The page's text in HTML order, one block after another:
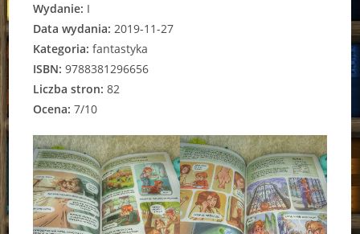
Wydanie: I
Data wydania: 2019-11-27
Kategoria: fantastyka
ISBN: 9788381296656
Liczba stron: 82
Ocena: 7/10